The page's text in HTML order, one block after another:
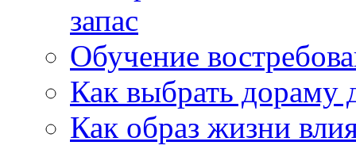
запас
Обучение
Как выбрать дораму
Как образ жизни